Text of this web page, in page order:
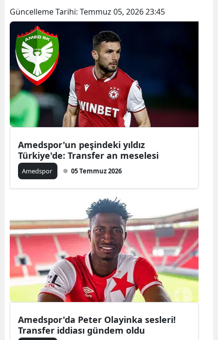
Güncelleme Tarihi: Temmuz 05, 2026 23:45
Amedspor'un peşindeki yıldız
Türkiye'de: Transfer an meselesi
Amedspor 05 Temmuz 2026
Amedspor'da Peter Olayinka sesleri!
Transfer iddiası gündem oldu